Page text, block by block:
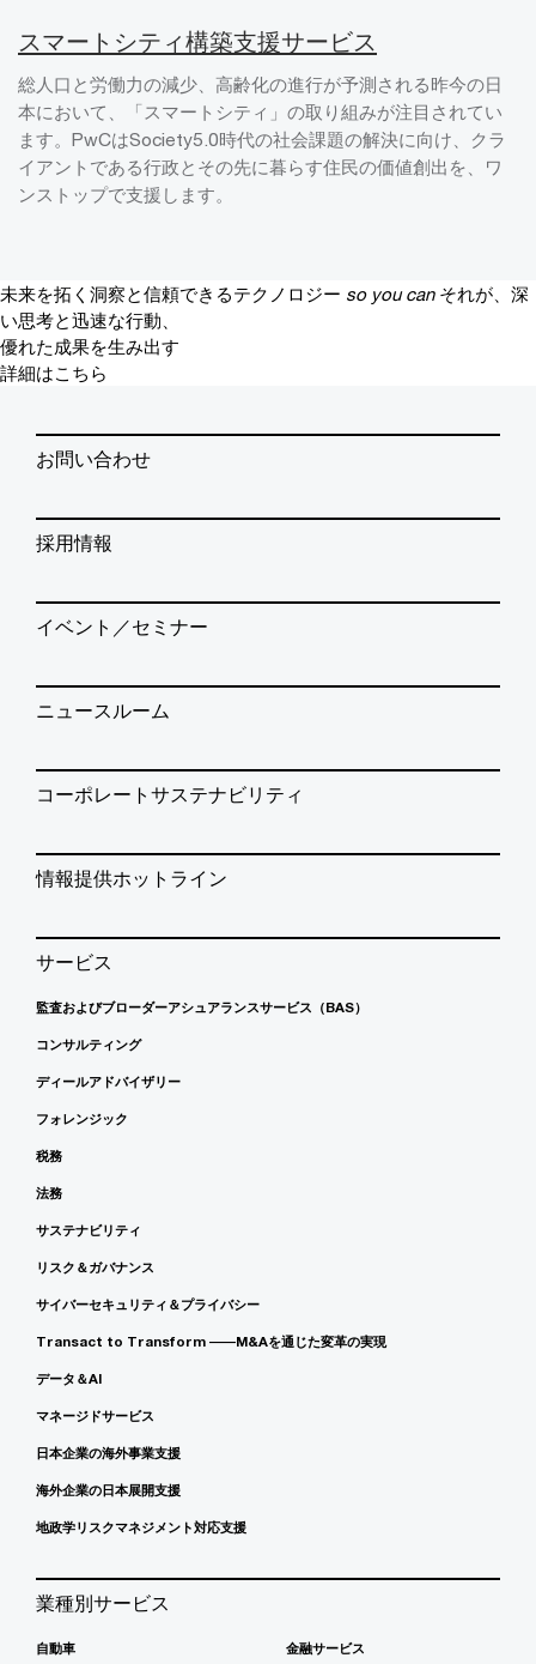
スマートシティ構築支援サービス
総人口と労働力の減少、高齢化の進行が予測される昨今の日
本において、「スマートシティ」の取り組みが注目されてい
ます。PwCはSociety5.0時代の社会課題の解決に向け、クラ
イアントである行政とその先に暮らす住民の価値創出を、ワ
ンストップで支援します。
未来を拓く洞察と信頼できるテクノロジー so you can それが、深
い思考と迅速な行動、
優れた成果を生み出す
詳細はこちら
お問い合わせ
採用情報
イベント／セミナー
ニュースルーム
コーポレートサステナビリティ
情報提供ホットライン
サービス
監査およびブローダーアシュアランスサービス（BAS）
コンサルティング
ディールアドバイザリー
フォレンジック
税務
法務
サステナビリティ
リスク＆ガバナンス
サイバーセキュリティ＆プライバシー
Transact to Transform ――M&Aを通じた変革の実現
データ＆AI
マネージドサービス
日本企業の海外事業支援
海外企業の日本展開支援
地政学リスクマネジメント対応支援
業種別サービス
自動車 金融サービス